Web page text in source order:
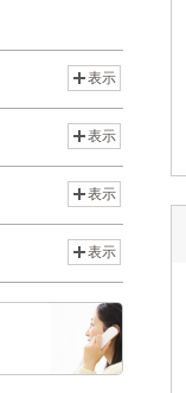
表示
表示
表示
表示